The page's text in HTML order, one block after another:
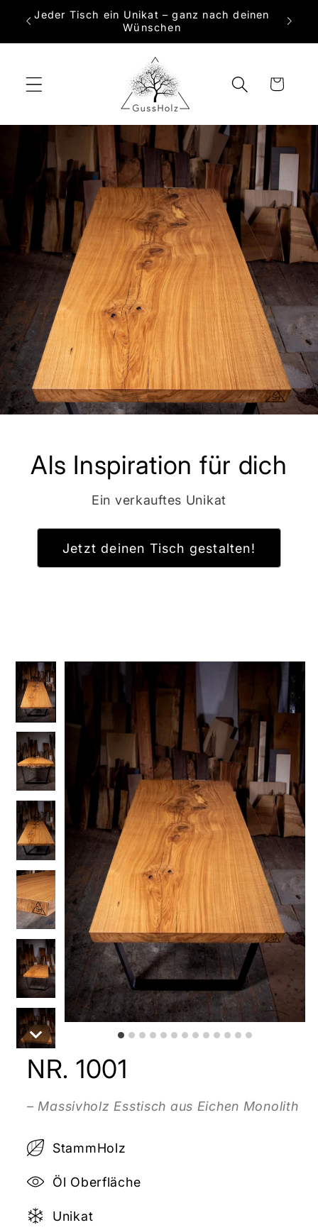
zum
Jeder Tisch ein Unikat – ganz nach deinen
Wünschen
Warenkorb
Als Inspiration für dich
Ein verkauftes Unikat
Jetzt deinen Tisch gestalten!
NR. 1001
– Massivholz Esstisch aus Eichen Monolith
StammHolz
Öl Oberfläche
Unikat